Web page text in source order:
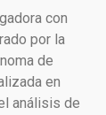
con
por la
de
en
análisis de